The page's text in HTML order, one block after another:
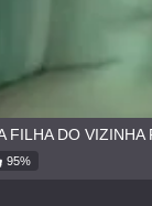
95%